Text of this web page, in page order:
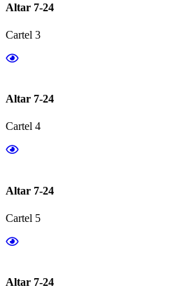
Altar 7-24
Cartel 3
Altar 7-24
Cartel 4
Altar 7-24
Cartel 5
Altar 7-24